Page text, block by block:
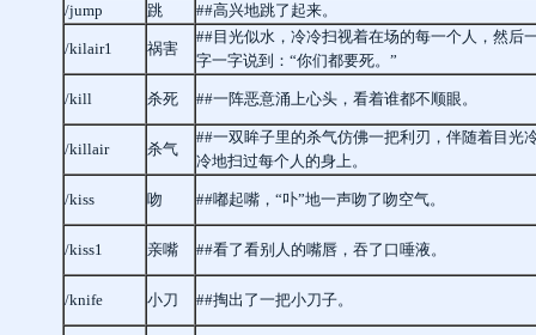
/jump 跳 ##高兴地跳了起来。
/kilair1 祸害
##目光似水，冷冷扫视着在场的每一个人，然后
字一字说到：“你们都要死。”
/kill 杀死 ##一阵恶意涌上心头，看着谁都不顺眼。
/killair 杀气
##一双眸子里的杀气仿佛一把利刃，伴随着目光
冷地扫过每个人的身上。
/kiss 吻 ##嘟起嘴，“卟”地一声吻了吻空气。
/kiss1 亲嘴 ##看了看别人的嘴唇，吞了口唾液。
/knife 小刀 ##掏出了一把小刀子。